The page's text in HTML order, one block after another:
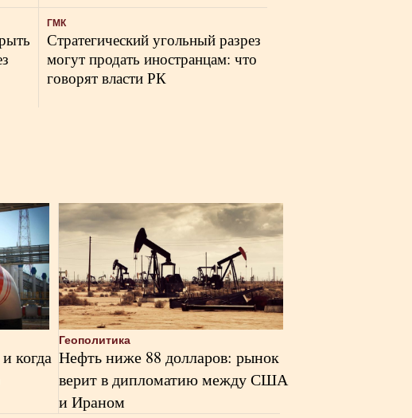
ГМК
Стратегический угольный разрез
могут продать иностранцам: что
говорят власти РК
когда
Геополитика
Нефть ниже 88 долларов: рынок
верит в дипломатию между США
и Ираном